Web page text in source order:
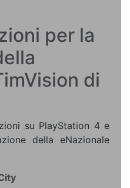
per la
di
su PlayStation 4 e
della eNazionale